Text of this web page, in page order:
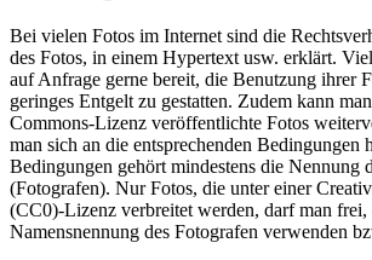
Bei vielen Fotos im Internet sind die
des Fotos, in einem Hypertext usw. erklärt.
auf Anfrage gerne bereit, die Benutzung ihrer
geringes Entgelt zu gestatten. Zudem kann
Commons-Lizenz veröffentlichte Fotos
man sich an die entsprechenden Bedingungen
Bedingungen gehört mindestens die Nennung
(Fotografen). Nur Fotos, die unter einer
(CC0)-Lizenz verbreitet werden, darf man frei,
Namensnennung des Fotografen verwenden